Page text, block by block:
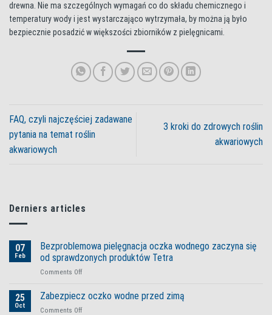
drewna. Nie ma szczególnych wymagań co do składu chemicznego i
temperatury wody i jest wystarczająco wytrzymała, by można ją było
bezpiecznie posadzić w większości zbiorników z pielęgnicami.
FAQ, czyli najczęściej zadawane
pytania na temat roślin
akwariowych
3 kroki do zdrowych roślin
akwariowych
Derniers articles
07
Feb
Bezproblemowa pielęgnacja oczka wodnego zaczyna się
od sprawdzonych produktów Tetra
Comments Offon
pielęgnacja
25
Oct
Zabezpiecz oczko wodne przed zimą
Comments Offon